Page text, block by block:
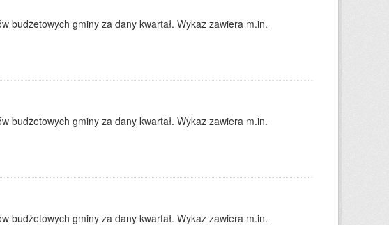
budżetowych gminy za dany kwartał. Wykaz zawiera m.in.
budżetowych gminy za dany kwartał. Wykaz zawiera m.in.
budżetowych gminy za dany kwartał. Wykaz zawiera m.in.